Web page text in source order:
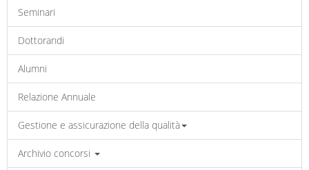
Seminari
Dottorandi
Alumni
Relazione Annuale
Gestione e assicurazione della qualità
Archivio concorsi